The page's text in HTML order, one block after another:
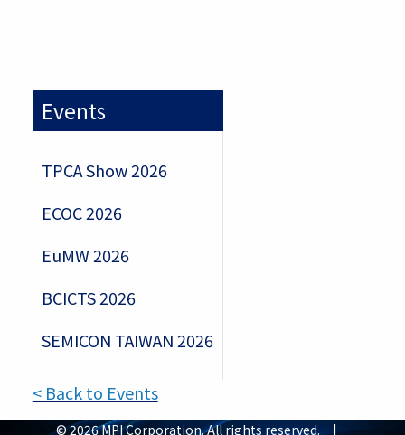
Events
TPCA Show 2026
ECOC 2026
EuMW 2026
BCICTS 2026
SEMICON TAIWAN 2026
< Back to Events
© 2026 MPI Corporation. All rights reserved. |